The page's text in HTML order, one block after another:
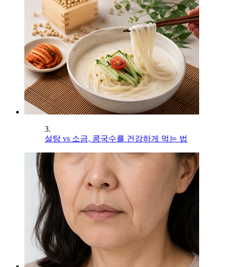
3.
설탕 vs 소금, 콩국수를 건강하게 먹는 법